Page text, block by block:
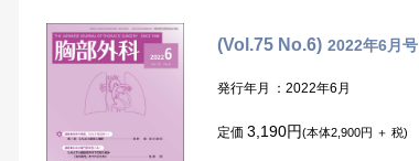
(Vol.75 No.6) 2022年6月号
発行年月 ：2022年6月
定価 3,190円(本体2,900円 ＋ 税)